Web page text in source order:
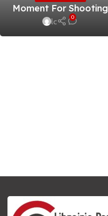
Moment For Shooting
lc 0